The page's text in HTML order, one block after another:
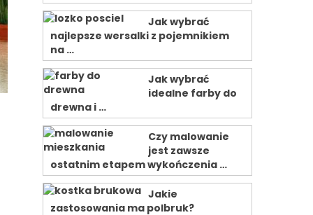
Jak wybrać
najlepsze wersalki z pojemnikiem
na …
Jak wybrać
idealne farby do
drewna i …
Czy malowanie
jest zawsze
ostatnim etapem wykończenia …
Jakie
zastosowania ma polbruk?